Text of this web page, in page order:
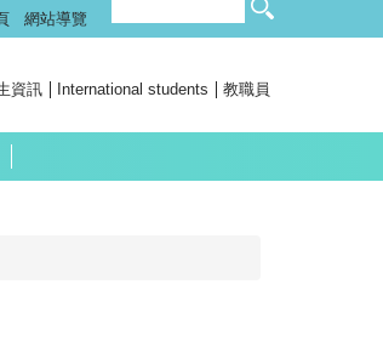
網站導覽
資訊 International students 教職員